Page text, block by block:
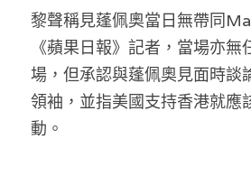
黎聲稱見蓬佩奧當日無帶同
《蘋果日報》記者，當場亦無
場，但承認與蓬佩奧見面時談
領袖，並指美國支持香港就應
動。